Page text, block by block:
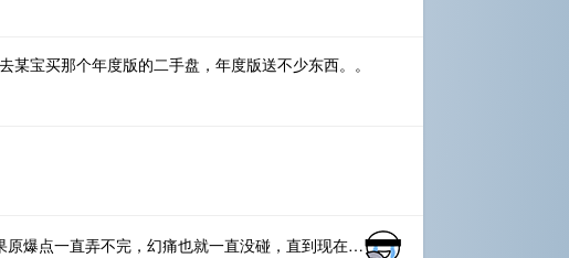
宝买那个年度版的二手盘，年度版送不少东西。。
爆点一直弄不完，幻痛也就一直没碰，直到现在…